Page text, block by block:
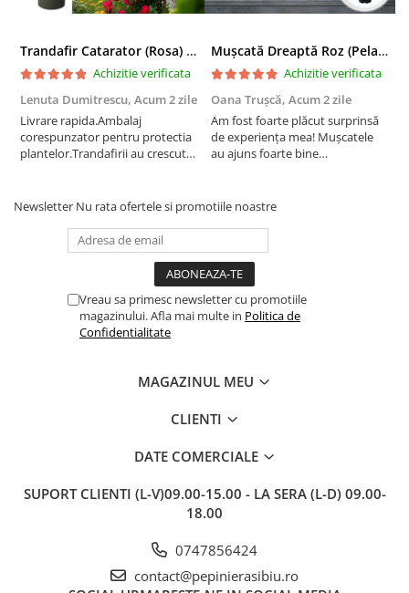
Trandafir Catarator (Rosa) Red Climber - 75cm
Achizitie verificata
Lenuta Dumitrescu, Acum 2 zile
Livrare rapida.Ambalaj
corespunzator pentru protectia
plantelor.Trandafirii au crescut
Mușcată Dreaptă Roz (Pelargonium Zonale)
Achizitie verificata
Oana Trușcă, Acum 2 zile
Am fost foarte plăcut surprinsă
de experiența mea! Mușcatele
au ajuns foarte bine
transportului. Se vede că au fost
Newsletter Nu rata ofertele si promotiile noastre
Vreau sa primesc newsletter cu promotiile
magazinului. Afla mai multe in Politica de
Confidentialitate
MAGAZINUL MEU
CLIENTI
DATE COMERCIALE
SUPORT CLIENTI (L-V)09.00-15.00 - LA SERA (L-D) 09.00-
18.00
0747856424
contact@pepinierasibiu.ro